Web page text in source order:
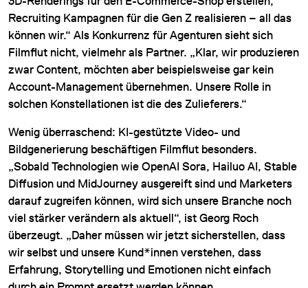
Recruiting Kampagnen für die Gen Z realisieren – all das
können wir.“ Als Konkurrenz für Agenturen sieht sich
Filmflut nicht, vielmehr als Partner. „Klar, wir produzieren
zwar Content, möchten aber beispielsweise gar kein
Account-Management übernehmen. Unsere Rolle in
solchen Konstellationen ist die des Zulieferers.“
Wenig überraschend: KI-gestützte Video- und
Bildgenerierung beschäftigen Filmflut besonders.
„Sobald Technologien wie OpenAI Sora, Hailuo AI, Stable
Diffusion und MidJourney ausgereift sind und Marketers
darauf zugreifen können, wird sich unsere Branche noch
viel stärker verändern als aktuell“, ist Georg Roch
überzeugt. „Daher müssen wir jetzt sicherstellen, dass
wir selbst und unsere Kund*innen verstehen, dass
Erfahrung, Storytelling und Emotionen nicht einfach